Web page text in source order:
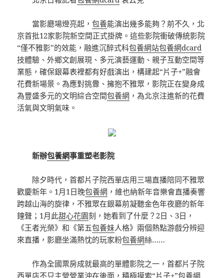
當影廳場燈亮起，包養能演出幾多能夠？前不久，北
京首批12家影院新空間正式掛牌。這些影院衝破傳統影院
“僅不雅影”的效能，融進沉醉式科包養網站包養網dcard
技體驗、外鄉文創展現、多元演藝運動、親子互動空間等
業態，確保銀幕表裡都有好戲演出，構建起“片子+”融會
花費新場景。為應對挑釁、擁抱不雅眾，影院正在變身成
為豐盛多元的文明綜合空間包養網 ，為北京注進新的花費
活氣與文明氣味。
新辦包養網事重塑老影院
除夕時代，首都片子院西單店用三場直播陪同不雅眾
歡慶新年。1月1日晚包養網 ，維也納新年音樂會直播奏響
跨越山海的旋律，不雅眾在銀幕前凝聽金色年夜廳的新年
鐘聲；1月此甜心花園刻，她看到了什麼？2日、3日，
《王者光榮》和《第五包養妹人格》兩個熱點游戲分辨迎
來直播，影廳坐滿熱忱的玩家粉包養網絲……
作為全國票房成就最高的單體影院之一，首都片子院
西單店不只主營營業沖在後面，積極摸索“片子+”包養網